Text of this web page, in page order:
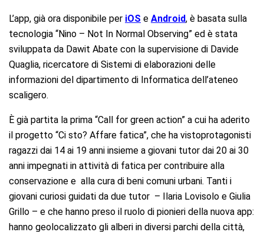
L’app, già ora disponibile per iOS e Android, è basata sulla
tecnologia “Nino – Not In Normal Observing” ed è stata
sviluppata da Dawit Abate con la supervisione di Davide
Quaglia, ricercatore di Sistemi di elaborazioni delle
informazioni del dipartimento di Informatica dell’ateneo
scaligero.
È già partita la prima “Call for green action” a cui ha aderito
il progetto “Ci sto? Affare fatica”, che ha vistoprotagonisti
ragazzi dai 14 ai 19 anni insieme a giovani tutor dai 20 ai 30
anni impegnati in attività di fatica per contribuire alla
conservazione e alla cura di beni comuni urbani. Tanti i
giovani curiosi guidati da due tutor – Ilaria Lovisolo e Giulia
Grillo – e che hanno preso il ruolo di pionieri della nuova app:
hanno geolocalizzato gli alberi in diversi parchi della città,